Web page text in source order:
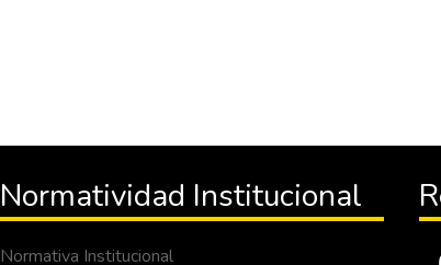
Normatividad Institucional
Normativa Institucional